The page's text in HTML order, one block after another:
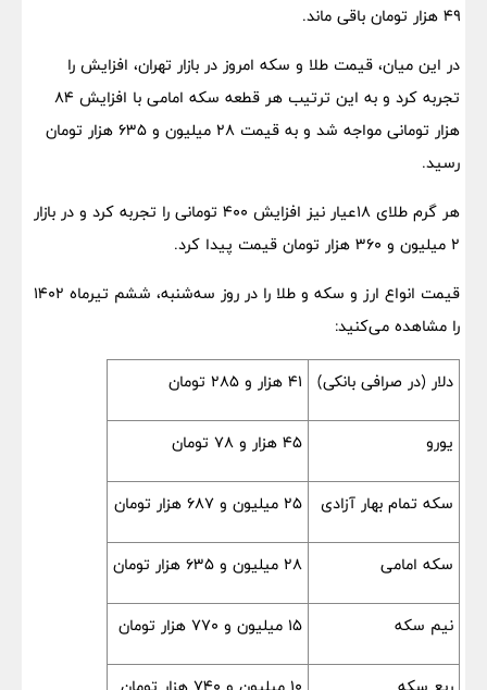
۴۹ هزار تومان باقی ماند.
در این میان، قیمت طلا و سکه امروز در بازار تهران، افزایش را
تجربه کرد و به این ترتیب هر قطعه سکه امامی با افزایش ۸۴
هزار تومانی مواجه شد و به قیمت ۲۸ میلیون و ۶۳۵ هزار تومان
رسید.
هر گرم طلای ۱۸عیار نیز افزایش ۴۰۰ تومانی را تجربه کرد و در بازار
۲ میلیون و ۳۶۰ هزار تومان قیمت پیدا کرد.
قیمت انواع ارز و سکه و طلا را در روز سه‌شنبه، ششم تیرماه ۱۴۰۲
را مشاهده می‌کنید:
دلار (در صرافی بانکی) ۴۱ هزار و ۲۸۵ تومان
یورو ۴۵ هزار و ۷۸ تومان
سکه تمام بهار آزادی ۲۵ میلیون و ۶۸۷ هزار تومان
سکه امامی ۲۸ میلیون و ۶۳۵ هزار تومان
نیم سکه ۱۵ میلیون و ۷۷۰ هزار تومان